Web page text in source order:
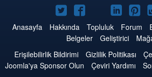
Twitter'da
Joomla
Facebook'da
Joomla
Joomla
Anasayfa Hakkında Topluluk Forum
Belgeler
Geliştirici
Erişilebilirlik Bildirimi
Gizlilik Politikası
Joomla'ya Sponsor Olun
Çeviri Yardımı